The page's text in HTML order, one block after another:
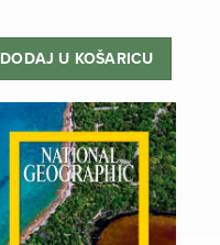
38,80 €.
34,90 €.
DODAJ U KOŠARICU